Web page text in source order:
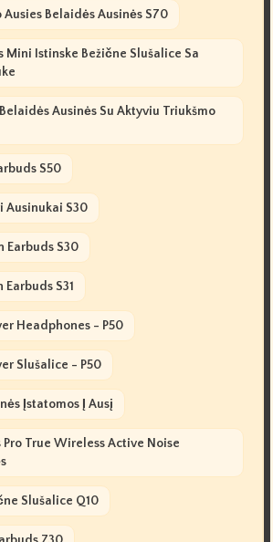
Belaidės Ausinės S70
Mini Istinske Bežične Slušalice Sa
Ausinės Su Aktyviu Triukšmo
S50
Ausinukai S30
Earbuds S30
Earbuds S31
Headphones - P50
Slušalice - P50
Įstatomos Į Ausį
Pro True Wireless Active Noise
Slušalice Q10